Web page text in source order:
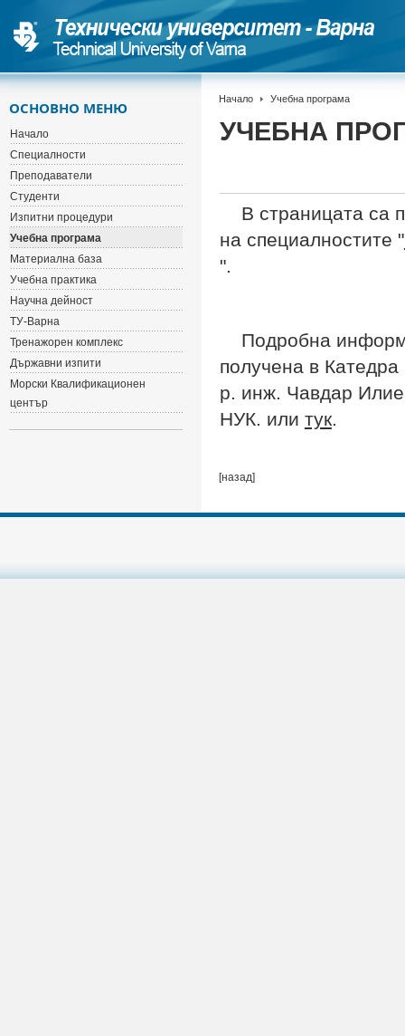
Начало Учебна програма
УЧЕБНА
В страницата са
на специалностите "
".
Подробна
получена в
р. инж. Чавдар
НУК. или тук.
[назад]
ОСНОВНО МЕНЮ
Начало
Специалности
Преподаватели
Студенти
Изпитни процедури
Учебна програма
Материална база
Учебна практика
Научна дейност
ТУ-Варна
Тренажорен комплекс
Държавни изпити
Морски Квалификационен
център